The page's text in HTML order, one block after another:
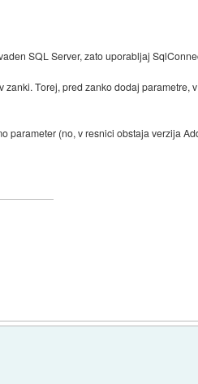
SQL Server, zato uporabljaj
Torej, pred zanko dodaj parametre,
(no, v resnici obstaja verzija